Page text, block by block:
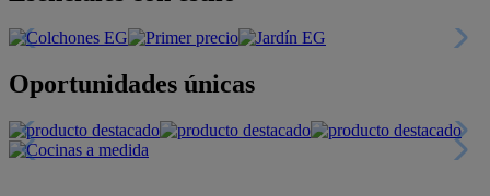
Oportunidades únicas